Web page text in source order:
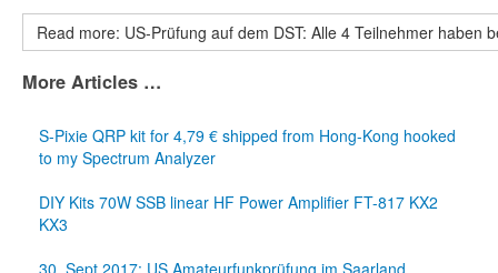
Read more: US-Prüfung auf dem DST: Alle 4 Teilnehmer haben
More Articles …
S-Pixie QRP kit for 4,79 € shipped from Hong-Kong hooked
to my Spectrum Analyzer
DIY Kits 70W SSB linear HF Power Amplifier FT-817 KX2
KX3
30. Sept 2017: US Amateurfunkprüfung im Saarland